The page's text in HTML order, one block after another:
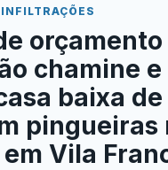
chamine e
baixa
pingueiras
Vila